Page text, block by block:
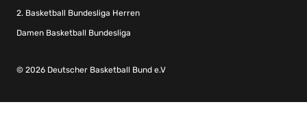
2. Basketball Bundesliga Herren
Damen Basketball Bundesliga
© 2026 Deutscher Basketball Bund e.V